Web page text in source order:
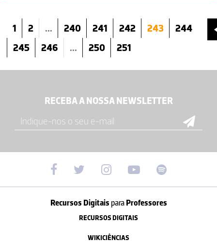
1 2 ... 240 241 242 243
244
245
246 ... 250 251
RECEBA A NOSSA NEWSLETTER
Recursos Digitais paraProfessores
RECURSOS DIGITAIS
WIKICIÊNCIAS